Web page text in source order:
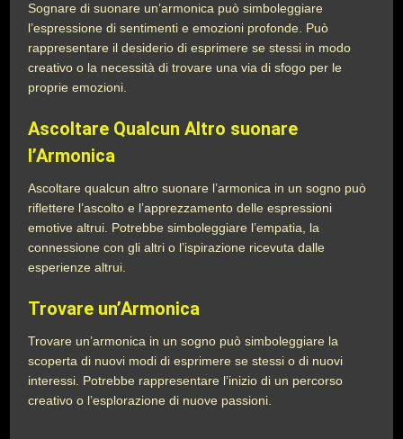
Sognare di suonare un’armonica può simboleggiare
l’espressione di sentimenti e emozioni profonde. Può
rappresentare il desiderio di esprimere se stessi in modo
creativo o la necessità di trovare una via di sfogo per le
proprie emozioni.
Ascoltare Qualcun Altro suonare
l’Armonica
Ascoltare qualcun altro suonare l’armonica in un sogno può
riflettere l’ascolto e l’apprezzamento delle espressioni
emotive altrui. Potrebbe simboleggiare l’empatia, la
connessione con gli altri o l’ispirazione ricevuta dalle
esperienze altrui.
Trovare un’Armonica
Trovare un’armonica in un sogno può simboleggiare la
scoperta di nuovi modi di esprimere se stessi o di nuovi
interessi. Potrebbe rappresentare l’inizio di un percorso
creativo o l’esplorazione di nuove passioni.